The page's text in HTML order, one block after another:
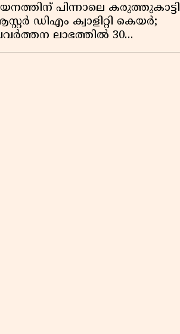
പിന്നാലെ കരുത്തുകാട്ടി
ഡിഎം ക്വാളിറ്റി കെയർ;
ലാഭത്തിൽ 30
വളർച്ച,